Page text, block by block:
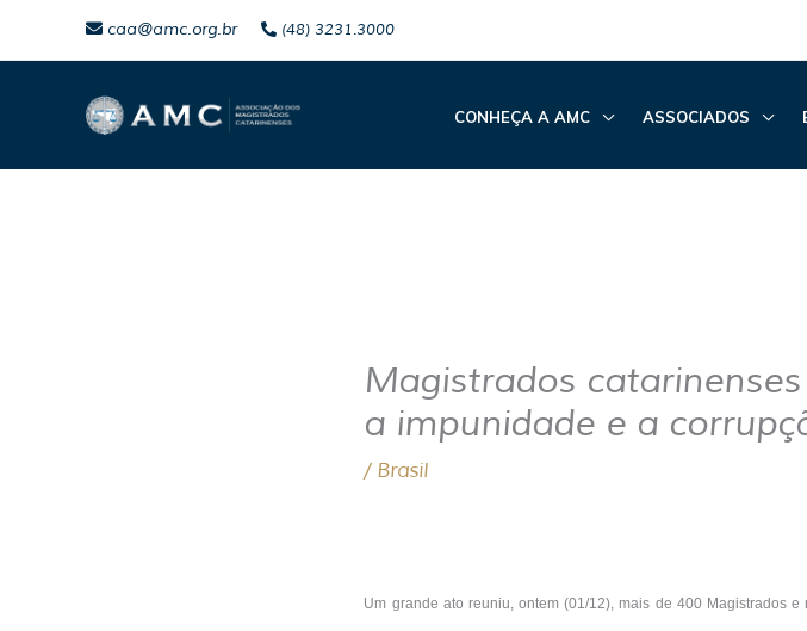
conteúdo
caa@amc.org.br (48) 3231.3000
CONHEÇA A AMC ASSOCIADOS
Magistrados
a impunidade e a
/ Brasil
Um grande ato reuniu, ontem (01/12), mais de 400 Magistrados